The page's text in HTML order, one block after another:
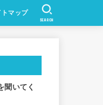
トマップ
SEARCH
聞いてく